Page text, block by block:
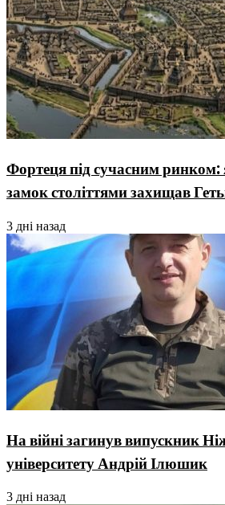
Фортеця під сучасним
замок століттями захищав
3 дні назад
На війні загинув випускник
університету Андрій Ілюшик
3 дні назад